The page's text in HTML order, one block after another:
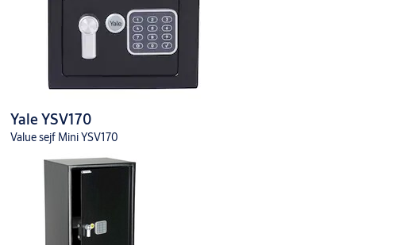
Yale YSV170
Value sejf Mini YSV170